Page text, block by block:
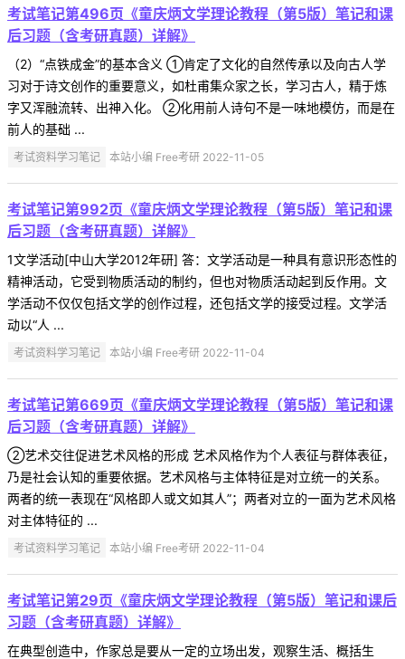
考试笔记第496页《童庆炳文学理论教程（第5版）笔记和课
后习题（含考研真题）详解》
（2）“点铁成金”的基本含义 ①肯定了文化的自然传承以及向古人学
习对于诗文创作的重要意义，如杜甫集众家之长，学习古人，精于炼
字又浑融流转、出神入化。 ②化用前人诗句不是一味地模仿，而是在
前人的基础 ...
考试资料学习笔记 本站小编 Free考研 2022-11-05
考试笔记第992页《童庆炳文学理论教程（第5版）笔记和课
后习题（含考研真题）详解》
1文学活动[中山大学2012年研] 答：文学活动是一种具有意识形态性的
精神活动，它受到物质活动的制约，但也对物质活动起到反作用。文
学活动不仅仅包括文学的创作过程，还包括文学的接受过程。文学活
动以“人 ...
考试资料学习笔记 本站小编 Free考研 2022-11-04
考试笔记第669页《童庆炳文学理论教程（第5版）笔记和课
后习题（含考研真题）详解》
②艺术交往促进艺术风格的形成 艺术风格作为个人表征与群体表征，
乃是社会认知的重要依据。艺术风格与主体特征是对立统一的关系。
两者的统一表现在“风格即人或文如其人”；两者对立的一面为艺术风格
对主体特征的 ...
考试资料学习笔记 本站小编 Free考研 2022-11-04
考试笔记第29页《童庆炳文学理论教程（第5版）笔记和课后
习题（含考研真题）详解》
在典型创造中，作家总是要从一定的立场出发，观察生活、概括生